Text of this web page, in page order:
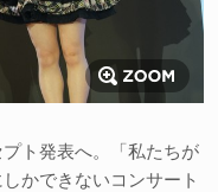
ト発表へ。「私たちが
かできないコンサート